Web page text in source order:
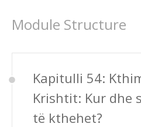
Module Structure
Kapitulli 54:
Krishtit: Kur dhe
të kthehet?